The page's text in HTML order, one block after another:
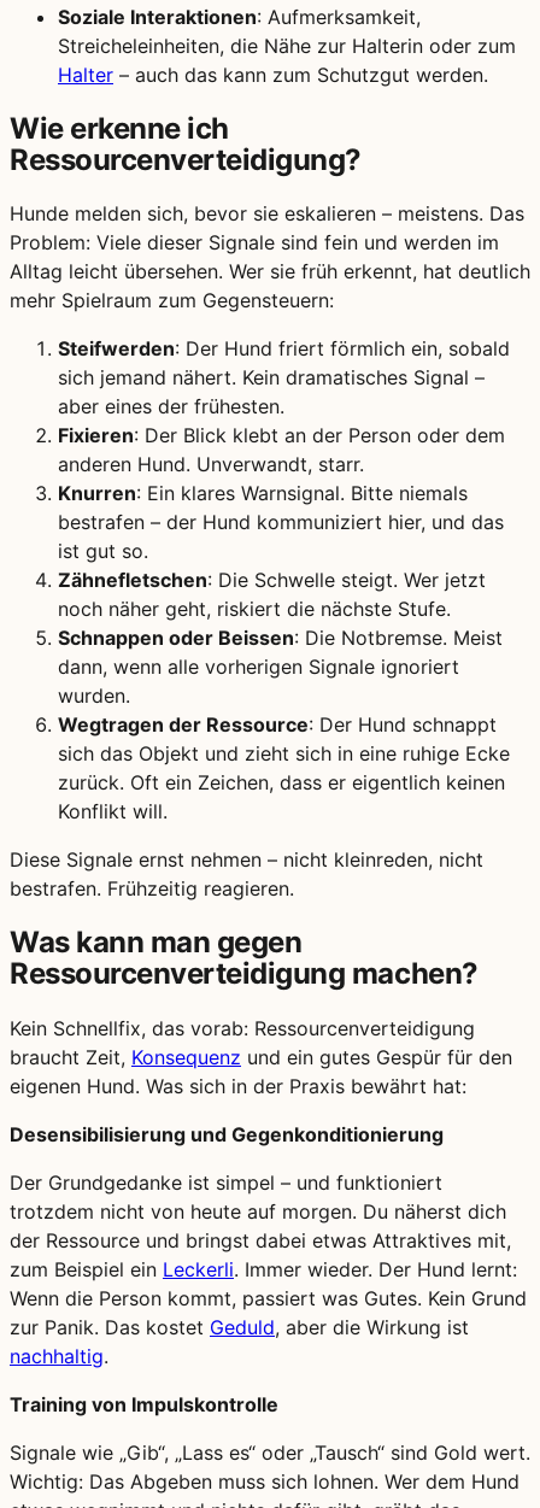
Soziale Interaktionen: Aufmerksamkeit,
Streicheleinheiten, die Nähe zur Halterin oder zum
Halter – auch das kann zum Schutzgut werden.
Wie erkenne ich
Ressourcenverteidigung?
Hunde melden sich, bevor sie eskalieren – meistens. Das
Problem: Viele dieser Signale sind fein und werden im
Alltag leicht übersehen. Wer sie früh erkennt, hat deutlich
mehr Spielraum zum Gegensteuern:
Steifwerden: Der Hund friert förmlich ein, sobald
sich jemand nähert. Kein dramatisches Signal –
aber eines der frühesten.
Fixieren: Der Blick klebt an der Person oder dem
anderen Hund. Unverwandt, starr.
Knurren: Ein klares Warnsignal. Bitte niemals
bestrafen – der Hund kommuniziert hier, und das
ist gut so.
Zähnefletschen: Die Schwelle steigt. Wer jetzt
noch näher geht, riskiert die nächste Stufe.
Schnappen oder Beissen: Die Notbremse. Meist
dann, wenn alle vorherigen Signale ignoriert
wurden.
Wegtragen der Ressource: Der Hund schnappt
sich das Objekt und zieht sich in eine ruhige Ecke
zurück. Oft ein Zeichen, dass er eigentlich keinen
Konflikt will.
Diese Signale ernst nehmen – nicht kleinreden, nicht
bestrafen. Frühzeitig reagieren.
Was kann man gegen
Ressourcenverteidigung machen?
Kein Schnellfix, das vorab: Ressourcenverteidigung
braucht Zeit, Konsequenz und ein gutes Gespür für den
eigenen Hund. Was sich in der Praxis bewährt hat:
Desensibilisierung und Gegenkonditionierung
Der Grundgedanke ist simpel – und funktioniert
trotzdem nicht von heute auf morgen. Du näherst dich
der Ressource und bringst dabei etwas Attraktives mit,
zum Beispiel ein Leckerli. Immer wieder. Der Hund lernt:
Wenn die Person kommt, passiert was Gutes. Kein Grund
zur Panik. Das kostet Geduld, aber die Wirkung ist
nachhaltig.
Training von Impulskontrolle
Signale wie „Gib“, „Lass es“ oder „Tausch“ sind Gold wert.
Wichtig: Das Abgeben muss sich lohnen. Wer dem Hund